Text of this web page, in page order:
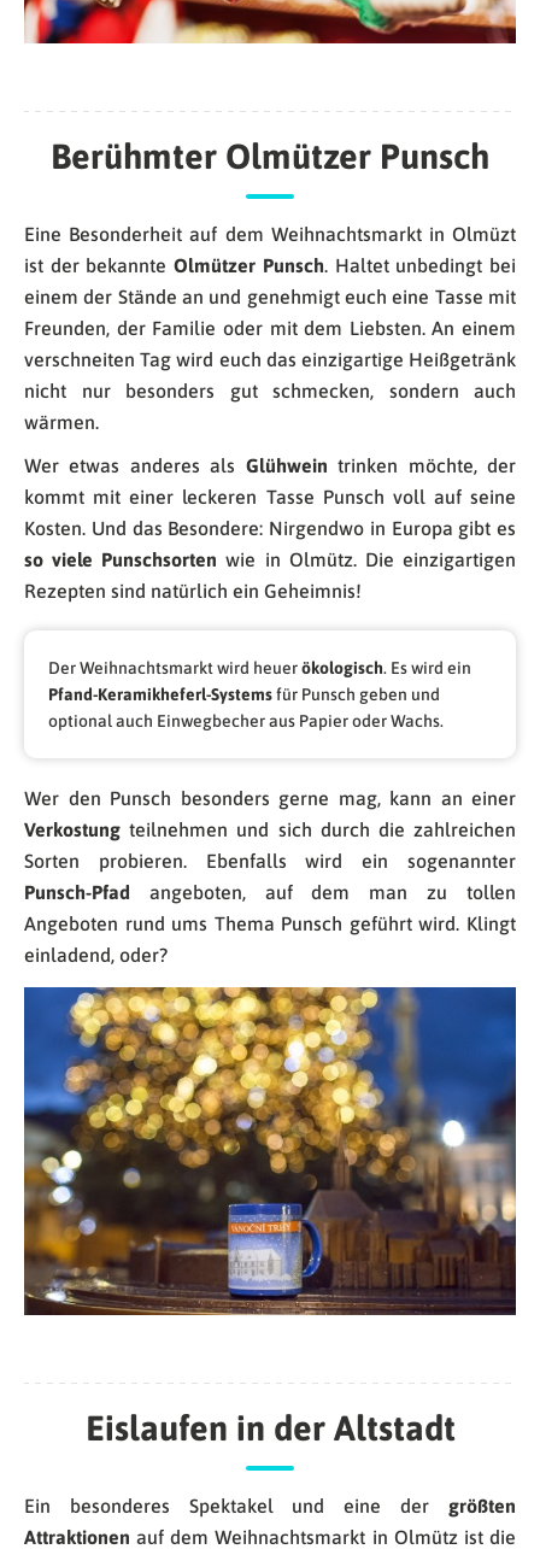
Berühmter Olmützer Punsch
Eine Besonderheit auf dem Weihnachtsmarkt in Olmüzt
ist der bekannteOlmützer Punsch. Haltet unbedingt bei
einem der Stände an und genehmigt euch eine Tasse mit
Freunden, der Familie oder mit dem Liebsten. An einem
verschneiten Tag wird euch das einzigartige Heißgetränk
nicht nur besonders gut schmecken, sondern auch
wärmen.
Wer etwas anderes als Glühwein trinken möchte, der
kommt mit einer leckeren Tasse Punsch voll auf seine
Kosten. Und das Besondere: Nirgendwo in Europa gibt es
so viele Punschsorten wie in Olmütz. Die einzigartigen
Rezepten sind natürlich ein Geheimnis!
Der Weihnachtsmarkt wird heuerökologisch. Es wird ein
Pfand-Keramikheferl-Systemsfür Punsch geben und
optional auch Einwegbecher aus Papier oder Wachs.
Wer den Punsch besonders gerne mag, kann an einer
Verkostung teilnehmen und sich durch die zahlreichen
Sorten probieren. Ebenfalls wird ein sogenannter
Punsch-Pfad angeboten, auf dem man zu tollen
Angeboten rund ums Thema Punsch geführt wird. Klingt
einladend, oder?
Eislaufen in der Altstadt
Ein besonderes Spektakel und eine der größten
Attraktionen auf dem Weihnachtsmarkt in Olmütz ist die